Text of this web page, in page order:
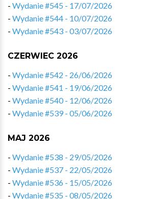
- Wydanie #545 - 17/07/2026
- Wydanie #544 - 10/07/2026
- Wydanie #543 - 03/07/2026
CZERWIEC 2026
- Wydanie #542 - 26/06/2026
- Wydanie #541 - 19/06/2026
- Wydanie #540 - 12/06/2026
- Wydanie #539 - 05/06/2026
MAJ 2026
- Wydanie #538 - 29/05/2026
- Wydanie #537 - 22/05/2026
- Wydanie #536 - 15/05/2026
- Wydanie #535 - 08/05/2026